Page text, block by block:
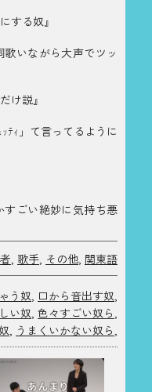
する奴』
歌いながら大声でツッ
け説』
ｯﾃｨ」て言ってるように
すごい絶妙に気持ち悪
歌手 その他 関東語
う奴, 口から音出す奴,
い奴, 色々すごい奴ら,
, うまくいかない奴ら,